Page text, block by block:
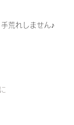
荒れしません♪